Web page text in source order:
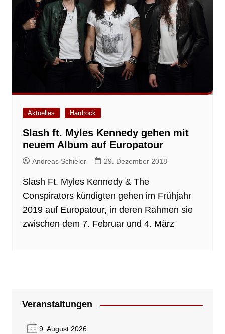
Aktuelles Hardrock
Slash ft. Myles Kennedy gehen mit
neuem Album auf Europatour
Andreas Schieler 29. Dezember 2018
Slash Ft. Myles Kennedy & The
Conspirators kündigten gehen im Frühjahr
2019 auf Europatour, in deren Rahmen sie
zwischen dem 7. Februar und 4. März
Veranstaltungen
9. August 2026